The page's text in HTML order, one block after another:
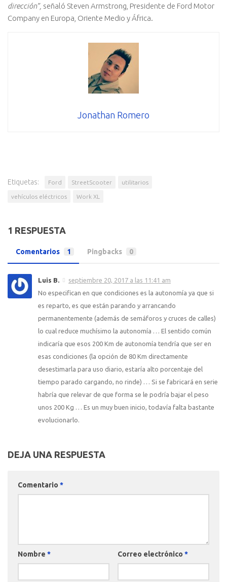
dirección”, señaló Steven Armstrong, Presidente de Ford Motor
Company en Europa, Oriente Medio y África.
Jonathan Romero
Etiquetas: Ford StreetScooter utilitarios
vehículos eléctricos Work XL
1 RESPUESTA
Comentarios 1 Pingbacks 0
Luis B.
septiembre 20, 2017 a las 11:41 am
No especifican en que condiciones es la autonomía ya que si
es reparto, es que están parando y arrancando
permanentemente (además de semáforos y cruces de calles)
lo cual reduce muchísimo la autonomía … El sentido común
indicaría que esos 200 Km de autonomía tendría que ser en
esas condiciones (la opción de 80 Km directamente
desestimarla para uso diario, estaría alto porcentaje del
tiempo parado cargando, no rinde) … Si se fabricará en serie
habría que relevar de que forma se le podría bajar el peso
unos 200 Kg … Es un muy buen inicio, todavía falta bastante
evolucionarlo.
DEJA UNA RESPUESTA
Comentario *
Nombre * Correo electrónico *